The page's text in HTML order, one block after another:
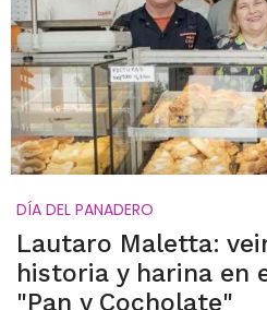
DÍA DEL PANADERO
Lautaro Maletta:
historia y harina en
"Pan y Cocholate"